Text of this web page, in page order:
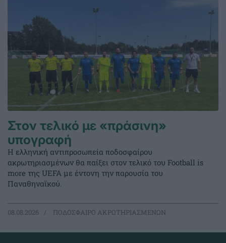
Στον τελικό με «πράσινη»
υπογραφή
Η ελληνική αντιπροσωπεία ποδοσφαίρου
ακρωτηριασμένων θα παίξει στον τελικό του Football is
more της UEFA με έντονη την παρουσία του
Παναθηναϊκού.
08.08.2026 ΠΟΔΟΣΦΑΙΡΟ ΑΚΡΩΤΗΡΙΑΣΜΕΝΩΝ